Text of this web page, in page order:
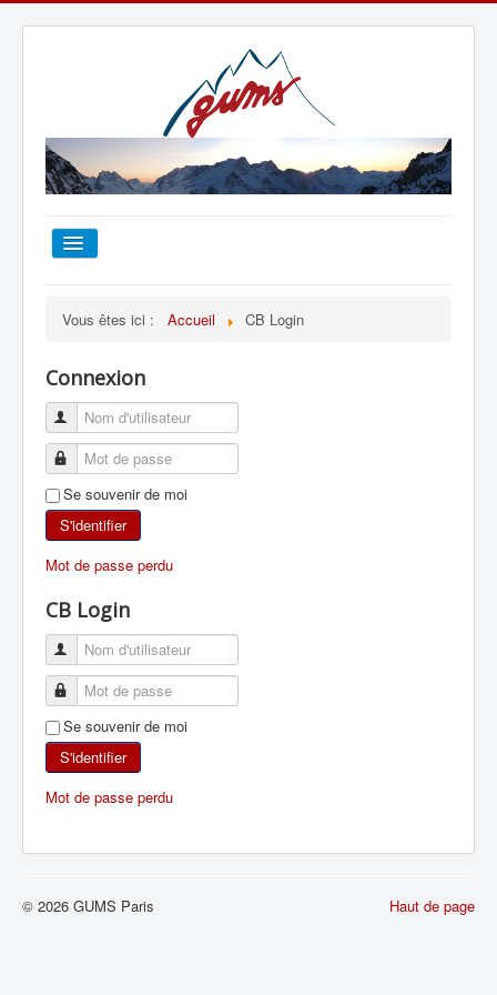
ESCALADE
ALPINISME
SKI DE RANDONNÉE
RANDONNÉE PÉDESTRE
RANDONNÉE SPORTIVE
Vous êtes ici : Accueil CB Login
Connexion
Se souvenir de moi
S'identifier
Mot de passe perdu
CB Login
Se souvenir de moi
S'identifier
Mot de passe perdu
Haut de page
© 2026 GUMS Paris